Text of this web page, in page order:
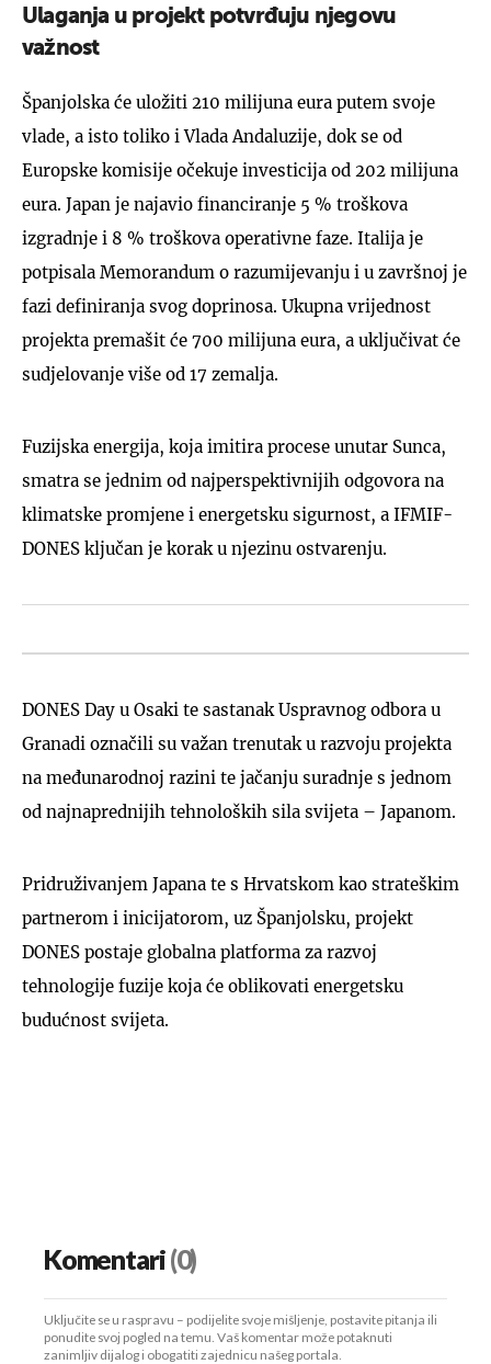
Ulaganja u projekt potvrđuju njegovu
važnost
Španjolska će uložiti 210 milijuna eura putem svoje
vlade, a isto toliko i Vlada Andaluzije, dok se od
Europske komisije očekuje investicija od 202 milijuna
eura. Japan je najavio financiranje 5 % troškova
izgradnje i 8 % troškova operativne faze. Italija je
potpisala Memorandum o razumijevanju i u završnoj je
fazi definiranja svog doprinosa. Ukupna vrijednost
projekta premašit će 700 milijuna eura, a uključivat će
sudjelovanje više od 17 zemalja.
Fuzijska energija, koja imitira procese unutar Sunca,
smatra se jednim od najperspektivnijih odgovora na
klimatske promjene i energetsku sigurnost, a IFMIF-
DONES ključan je korak u njezinu ostvarenju.
DONES Day u Osaki te sastanak Uspravnog odbora u
Granadi označili su važan trenutak u razvoju projekta
na međunarodnoj razini te jačanju suradnje s jednom
od najnaprednijih tehnoloških sila svijeta – Japanom.
Pridruživanjem Japana te s Hrvatskom kao strateškim
partnerom i inicijatorom, uz Španjolsku, projekt
DONES postaje globalna platforma za razvoj
tehnologije fuzije koja će oblikovati energetsku
budućnost svijeta.
Komentari(0)
Uključite se u raspravu – podijelite svoje mišljenje, postavite pitanja ili
ponudite svoj pogled na temu. Vaš komentar može potaknuti
zanimljiv dijalog i obogatiti zajednicu našeg portala.